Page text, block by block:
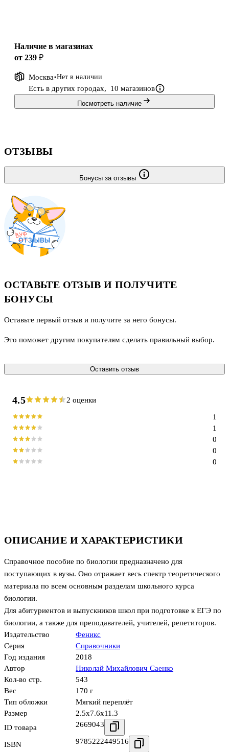
Наличие в магазинах
от 239 ₽
Москва Нет в наличии
Есть в других городах, 10 магазинов
Посмотреть наличие
ОПИСАНИЕ И ХАРАКТЕРИСТИКИ
Справочное пособие по биологии предназначено для
поступающих в вузы. Оно отражает весь спектр теоретического
материала по всем основным разделам школьного курса
биологии.
Для абитуриентов и выпускников школ при подготовке к ЕГЭ по
биологии, а также для преподавателей, учителей, репетиторов.
Издательство
Феникс
Серия
Справочники
Год издания
2018
Автор
Николай Михайлович Саенко
Кол-во стр.
543
Вес
170 г
Тип обложки
Мягкий переплёт
Размер
2.5x7.6x11.3
ID товара
2669043
ISBN 9785222449516
ОТЗЫВЫ
Бонусы за отзывы
ОСТАВЬТЕ ОТЗЫВ И ПОЛУЧИТЕ
БОНУСЫ
Оставьте первый отзыв и получите за него бонусы.
Это поможет другим покупателям сделать правильный выбор.
Оставить отзыв
4.5 2 оценки
0
0
0
1
1